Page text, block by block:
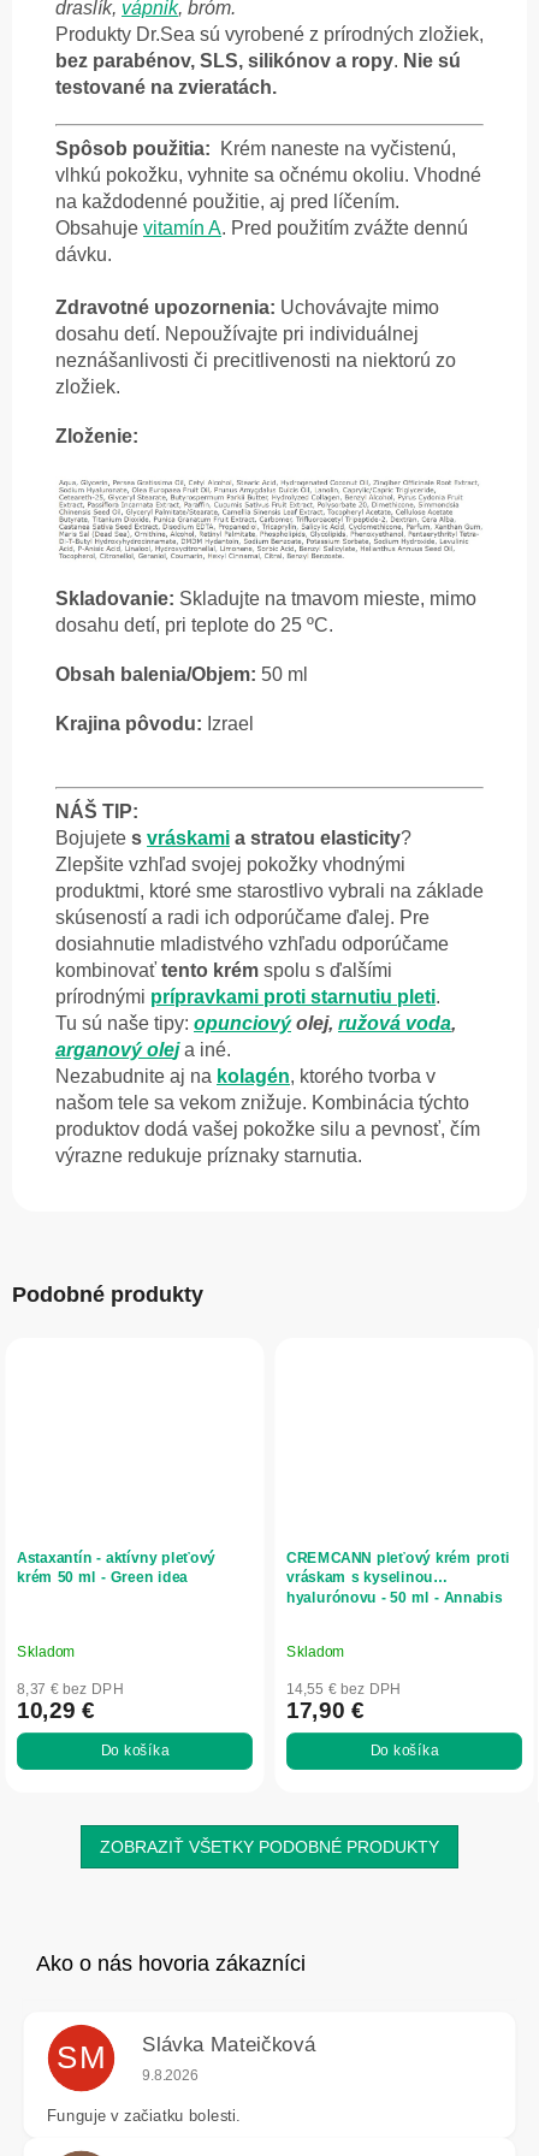
draslík, vápnik, bróm.
Produkty Dr.Sea sú vyrobené z prírodných zložiek,
bez parabénov, SLS, silikónov a ropy. Nie sú
testované na zvieratách.
Spôsob použitia:
Krém naneste na vyčistenú,
vlhkú pokožku, vyhnite sa očnému okoliu. Vhodné
na každodenné použitie, aj pred líčením.
Obsahuje vitamín A. Pred použitím zvážte dennú
dávku.
Zdravotné upozornenia: Uchovávajte mimo
dosahu detí. Nepoužívajte pri individuálnej
neznášanlivosti či precitlivenosti na niektorú zo
zložiek.
Zloženie:
Skladovanie: Skladujte na tmavom mieste, mimo
dosahu detí, pri teplote do 25 ºC.
Obsah balenia/Objem: 50 ml
Krajina pôvodu: Izrael
NÁŠ TIP:
Bojujete s vráskami a stratou elasticity?
Zlepšite vzhľad svojej pokožky vhodnými
produktmi, ktoré sme starostlivo vybrali na základe
skúseností a radi ich odporúčame ďalej. Pre
dosiahnutie mladistvého vzhľadu odporúčame
kombinovať tento krém spolu s ďalšími
prírodnými prípravkami proti starnutiu pleti.
Tu sú naše tipy: opunciovýolej, ružová voda,
arganový olej a iné.
Nezabudnite aj na kolagén, ktorého tvorba v
našom tele sa vekom znižuje. Kombinácia týchto
produktov dodá vašej pokožke silu a pevnosť, čím
výrazne redukuje príznaky starnutia.
Podobné produkty
Astaxantín - aktívny pleťový
krém 50 ml - Green idea
Skladom
8,37 € bez DPH
10,29 €
Do košíka
CREMCANN pleťový krém proti
vráskam s kyselinou
hyalurónovu - 50 ml - Annabis
Skladom
14,55 € bez DPH
17,90 €
Do košíka
ZOBRAZIŤ VŠETKY PODOBNÉ PRODUKTY
SM Slávka Mateičková
Hodnotenie obchodu je 5 z 5 hviezdičiek.
9.8.2026
Funguje v začiatku bolesti.